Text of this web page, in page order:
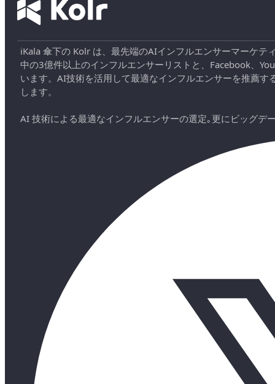
iKala 傘下の Kolr は、最先端のAIインフルエンサーマーケ
中の3億件以上のインフルエンサーリストと、Facebook、
います。AI技術を活用して最適なインフルエンサーを推薦
します。
AI 技術による最適なインフルエンサーの選定｡更にビッグデ